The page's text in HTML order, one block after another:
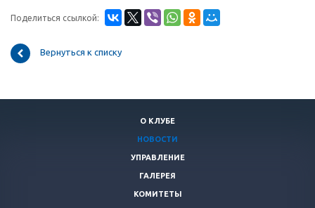
Поделиться ссылкой:
Вернуться к списку
О КЛУБЕ
НОВОСТИ
УПРАВЛЕНИЕ
ГАЛЕРЕЯ
КОМИТЕТЫ